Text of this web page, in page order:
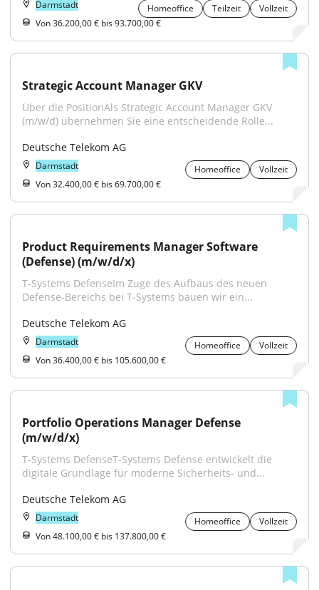
Darmstadt Homeoffice Teilzeit
Vollzeit
Von 36.200,00 € bis 93.700,00 €
Strategic Account Manager GKV
Über die PositionAls Strategic Account Manager GKV
(m/w/d) übernehmen Sie eine entscheidende Rolle...
Deutsche Telekom AG
Darmstadt Homeoffice
Vollzeit
Von 32.400,00 € bis 69.700,00 €
Product Requirements Manager Software
(Defense) (m/w/d/x)
T-Systems DefenseIm Zuge des Aufbaus des neuen
Defense-Bereichs bei T-Systems bauen wir ein...
Deutsche Telekom AG
Darmstadt Homeoffice
Vollzeit
Von 36.400,00 € bis 105.600,00 €
Portfolio Operations Manager Defense
(m/w/d/x)
T-Systems DefenseT-Systems Defense entwickelt die
digitale Grundlage für moderne Sicherheits- und...
Deutsche Telekom AG
Darmstadt Homeoffice
Vollzeit
Von 48.100,00 € bis 137.800,00 €